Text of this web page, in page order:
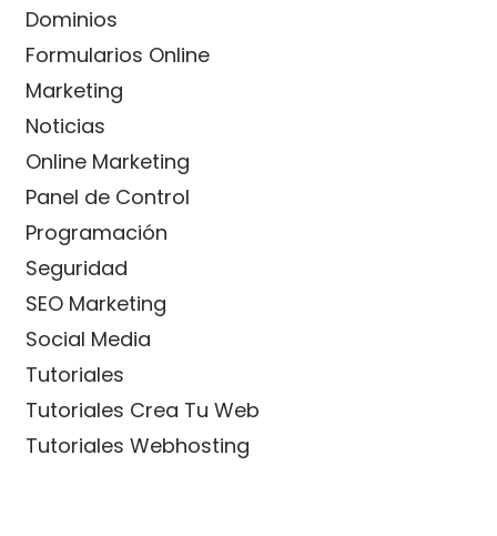
Dominios
Formularios Online
Marketing
Noticias
Online Marketing
Panel de Control
Programación
Seguridad
SEO Marketing
Social Media
Tutoriales
Tutoriales Crea Tu Web
Tutoriales Webhosting